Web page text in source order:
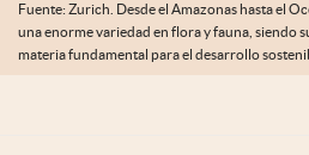
Fuente: Zurich. Desde el Amazonas hasta el
una enorme variedad en flora y fauna, siendo
materia fundamental para el desarrollo